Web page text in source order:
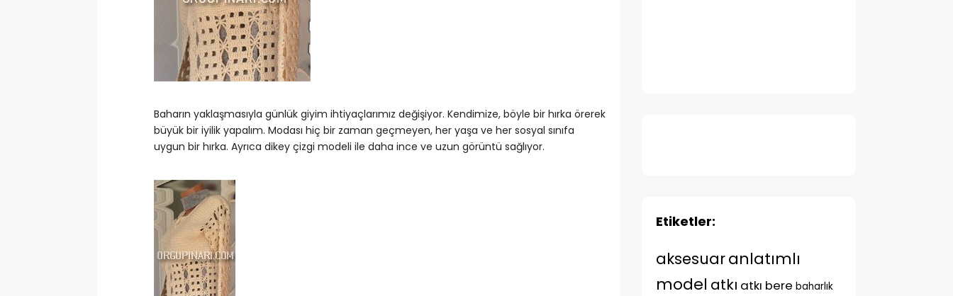
Baharın yaklaşmasıyla günlük giyim ihtiyaçlarımız değişiyor. Kendimize, böyle bir hırka örerek
büyük bir iyilik yapalım. Modası hiç bir zaman geçmeyen, her yaşa ve her sosyal sınıfa
uygun bir hırka. Ayrıca dikey çizgi modeli ile daha ince ve uzun görüntü sağlıyor.
Etiketler:
aksesuaranlatımlı
model atkı atkı bere baharlık